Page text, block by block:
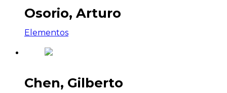
Osorio, Arturo
Elementos
Chen, Gilberto